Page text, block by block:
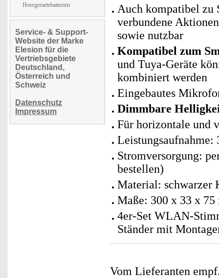
Hoergeraetebatterien
Service- & Support-
Website der Marke
Elesion für die
Vertriebsgebiete
Deutschland,
Österreich und
Schweiz
Datenschutz
Impressum
Auch kompatibel zu
verbundene
sowie nutzbar
Kompatibel zum
und Tuya-Geräte
kombiniert werden
Eingebautes
Dimmbare
Für horizontale und
Leistungsaufnahme:
Stromversorgung:
bestellen)
Material: schwarzer
Maße: 300 x 33 x
4er-Set WLAN-
Ständer mit
Vom Lieferanten